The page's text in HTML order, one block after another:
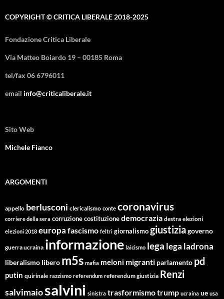
COPYRIGHT © CRITICA LIBERALE 2018-2025
Fondazione Critica Liberale
Via Matteo Boiardo 19 – 00185 Roma
tel/fax 06 6796011
email info@criticaliberale.it
Sito Web
Michele Fianco
ARGOMENTI
appello berlusconi clericalismo conte coronavirus
corriere della sera corruzionecostituzionedemocrazia destra elezioni
elezioni 2018 europa fascismo feltri giornalismogiustiziagoverno
guerra ucraina informazione laicismo lega lega ladrona
liberalismo libero m5s mafia meloni migranti parlamento pd
putin quirinale razzismo referendum referendum giustizia Renzi
salvimaiosalvini sinistra trasformismotrump ucraina ue usa